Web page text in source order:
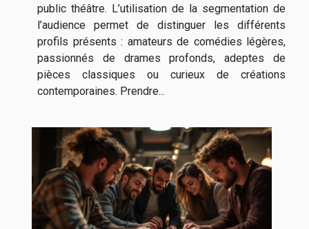
public théâtre. L’utilisation de la segmentation de
l’audience permet de distinguer les différents
profils présents : amateurs de comédies légères,
passionnés de drames profonds, adeptes de
pièces classiques ou curieux de créations
contemporaines. Prendre...